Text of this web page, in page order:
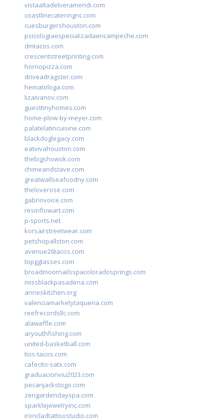
vistaaltadelveramendi.com
coastlinecateringnc.com
cuesburgershouston.com
psicologiaespecializadaencampeche.com
dmtacos.com
crescentstreetprinting.com
hornopizza.com
driveadragster.com
hematologa.com
lizaivanov.com
guesttinyhomes.com
home-plow-by-meyer.com
palatelatincuisine.com
blackdoglegacy.com
eatvivahouston.com
thebigshowok.com
chimeandstave.com
greatwallseafoodny.com
theloverose.com
gabriovoice.com
resinflowart.com
p-sports.net
korsairstreetwear.com
petshopallston.com
avenue26tacos.com
topgglasses.com
broadmoornailsspacoloradosprings.com
missblackpasadena.com
anneskitchen.org
valenciamarketytaqueria.com
reefrecordsllc.com
alawaffle.com
aryouthfishing.com
united-basketball.com
tios-tacos.com
cafecito-satx.com
graduacionviu2023.com
pecanjackstogo.com
zengardendayspa.com
sparklejewelryinc.com
ironcladtattoostudio.com